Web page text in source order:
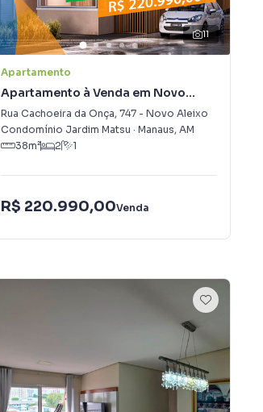
11
Apartamento
Apartamento à Venda em Novo
Aleixo
Rua Cachoeira da Onça, 747- Novo Aleixo
Condomínio Jardim Matsu · Manaus, AM
38m² 2 1
R$ 220.990,00Venda